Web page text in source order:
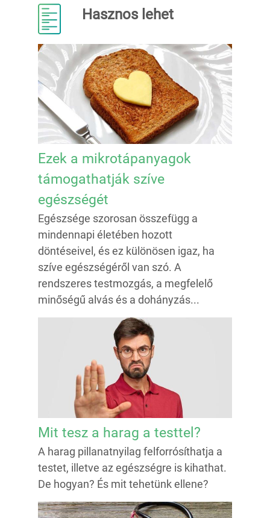
Hasznos lehet
Ezek a mikrotápanyagok
támogathatják szíve
egészségét
Egészsége szorosan összefügg a
mindennapi életében hozott
döntéseivel, és ez különösen igaz, ha
szíve egészségéről van szó. A
rendszeres testmozgás, a megfelelő
minőségű alvás és a dohányzás...
Mit tesz a harag a testtel?
A harag pillanatnyilag felforrósíthatja a
testet, illetve az egészségre is kihathat.
De hogyan? És mit tehetünk ellene?